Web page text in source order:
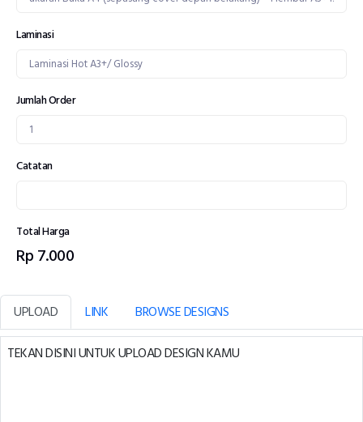
Laminasi
Jumlah Order
Catatan
Total Harga
Rp 7.000
UPLOAD LINK
BROWSE DESIGNS
TEKAN DISINI UNTUK UPLOAD DESIGN KAMU